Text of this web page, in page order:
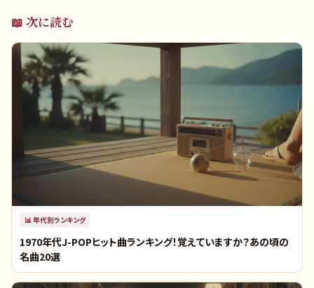
📖 次に読む
📊年代別ランキング
1970年代J-POPヒット曲ランキング！覚えていますか？あの頃の
名曲20選